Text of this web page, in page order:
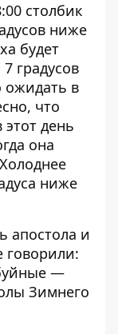
столбик
ниже
будет
градусов
ожидать в
что
день
она
ниже
апостола и
говорили:
—
Зимнего